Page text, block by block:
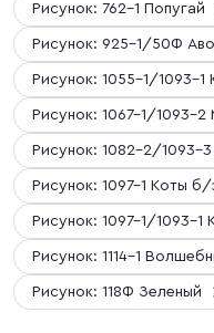
Рисунок: 762-1 Попугай
Рисунок: 925-1/50Ф
Рисунок: 1055-1/1093-
Рисунок: 1067-1/1093-
Рисунок: 1082-2/1093-
Рисунок: 1097-1 Коты б/
Рисунок: 1097-1/1093-
Рисунок: 1114-1
Рисунок: 118Ф Зеленый